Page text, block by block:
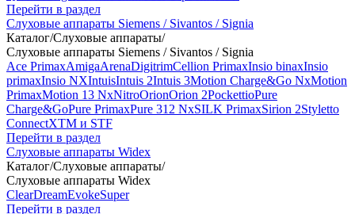
Перейти в раздел
Слуховые аппараты Siemens / Sivantos / Signia
Каталог/Слуховые аппараты/
Слуховые аппараты Siemens / Sivantos / Signia
Ace PrimaxAmigaArenaDigitrimCellion PrimaxInsio binaxInsio
primaxInsio NXIntuisIntuis 2Intuis 3Motion Charge&Go NxMotion
PrimaxMotion 13 NxNitroOrionOrion 2PockettioPure
Charge&GoPure PrimaxPure 312 NxSILK PrimaxSirion 2Styletto
ConnectXTM и STF
Перейти в раздел
Слуховые аппараты Widex
Каталог/Слуховые аппараты/
Слуховые аппараты Widex
ClearDreamEvokeSuper
Перейти в раздел